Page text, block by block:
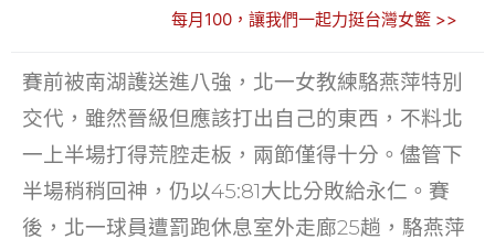
e
b
o
o
k
itt
er
ai
l
C
h
at
k
e
dI
n
每月100，讓我們一起力挺台灣女籃 >>
賽前被南湖護送進八強，北一女教練駱燕萍特別
交代，雖然晉級但應該打出自己的東西，不料北
一上半場打得荒腔走板，兩節僅得十分。儘管下
半場稍稍回神，仍以45:81大比分敗給永仁。賽
後，北一球員遭罰跑休息室外走廊25趟，駱燕萍